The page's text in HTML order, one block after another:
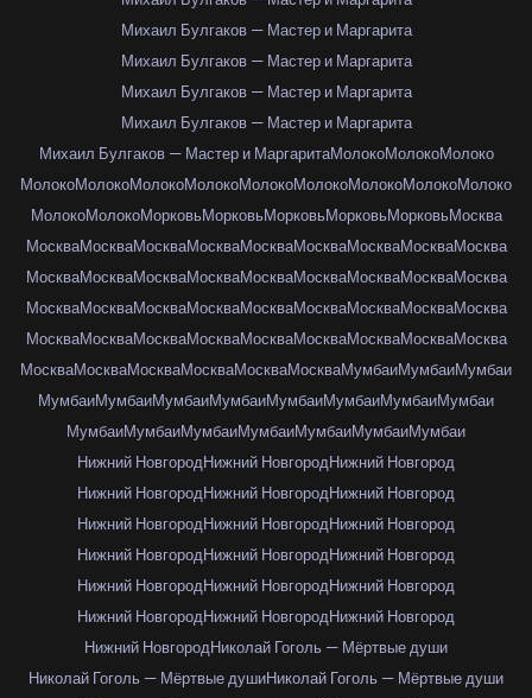
Михаил Булгаков — Мастер и Маргарита
Михаил Булгаков — Мастер и Маргарита
Михаил Булгаков — Мастер и Маргарита
Михаил Булгаков — Мастер и Маргарита
Михаил Булгаков — Мастер и МаргаритаМолокоМолокоМолоко
МолокоМолокоМолокоМолокоМолокоМолокоМолокоМолокоМолоко
МолокоМолокоМорковьМорковьМорковьМорковьМорковьМосква
МоскваМоскваМоскваМоскваМоскваМоскваМоскваМоскваМосква
МоскваМоскваМоскваМоскваМоскваМоскваМоскваМоскваМосква
МоскваМоскваМоскваМоскваМоскваМоскваМоскваМоскваМосква
МоскваМоскваМоскваМоскваМоскваМоскваМоскваМоскваМосква
МоскваМоскваМоскваМоскваМоскваМоскваМумбаиМумбаиМумбаи
МумбаиМумбаиМумбаиМумбаиМумбаиМумбаиМумбаиМумбаи
МумбаиМумбаиМумбаиМумбаиМумбаиМумбаиМумбаи
Нижний НовгородНижний НовгородНижний Новгород
Нижний НовгородНижний НовгородНижний Новгород
Нижний НовгородНижний НовгородНижний Новгород
Нижний НовгородНижний НовгородНижний Новгород
Нижний НовгородНижний НовгородНижний Новгород
Нижний НовгородНижний НовгородНижний Новгород
Нижний НовгородНиколай Гоголь — Мёртвые души
Николай Гоголь — Мёртвые душиНиколай Гоголь — Мёртвые души